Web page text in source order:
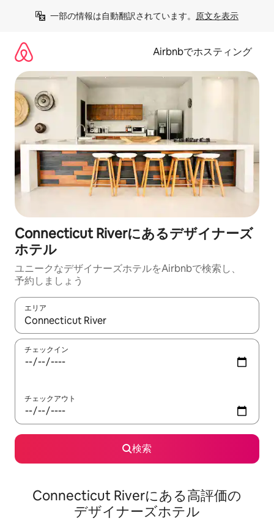
一部の情報は自動翻訳されています。 原文を表示
Airbnbでホスティング
Connecticut Riverにあるデ⁠ザ⁠イ⁠ナ⁠ー⁠ズ
ホ⁠テ⁠ル
ユニークなデ⁠ザ⁠イ⁠ナ⁠ー⁠ズホ⁠テ⁠ル⁠をAirbnb⁠で検⁠索⁠し⁠、
予⁠約し⁠ま⁠し⁠ょ⁠う
エリア
検索結果が表示されたら、上下の矢印キーを使って移動するか
チェックイン
チェックアウト
検索
Connecticut Riverにある高⁠評⁠価⁠の
デ⁠ザ⁠イ⁠ナ⁠ー⁠ズホ⁠テ⁠ル